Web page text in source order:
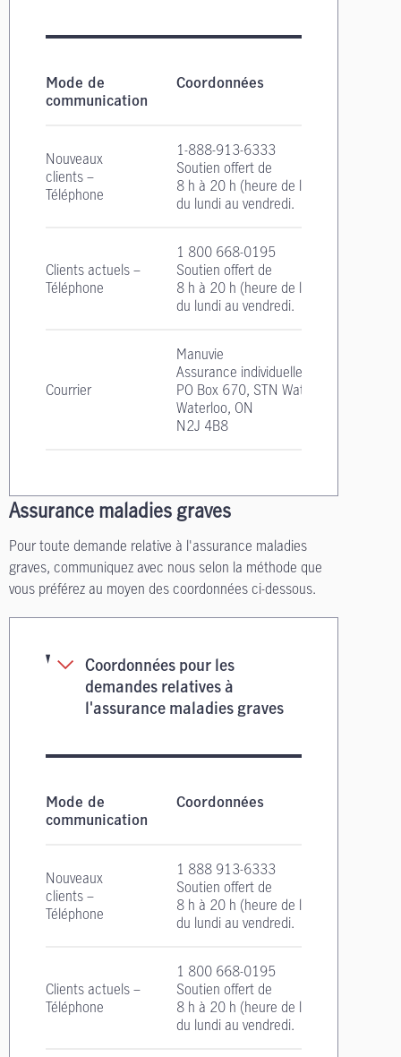
Mode de
communication
Coordonnées
Nouveaux
clients –
Téléphone
1-888-913-6333
Soutien offert de
8 h à 20 h (heure de l'Est)
du lundi au vendredi.
Clients actuels –
Téléphone
1 800 668-0195
Soutien offert de
8 h à 20 h (heure de l'Est)
du lundi au vendredi.
Courrier
Manuvie
Assurance individuelle
PO Box 670, STN Waterloo
Waterloo, ON
N2J 4B8
Assurance maladies graves
Pour toute demande relative à l'assurance maladies
graves, communiquez avec nous selon la méthode que
vous préférez au moyen des coordonnées ci-dessous.
Coordonnées pour les
demandes relatives à
l'assurance maladies graves
Mode de
communication
Coordonnées
Nouveaux
clients –
Téléphone
1 888 913-6333
Soutien offert de
8 h à 20 h (heure de l'Est)
du lundi au vendredi.
Clients actuels –
Téléphone
1 800 668-0195
Soutien offert de
8 h à 20 h (heure de l'Est)
du lundi au vendredi.